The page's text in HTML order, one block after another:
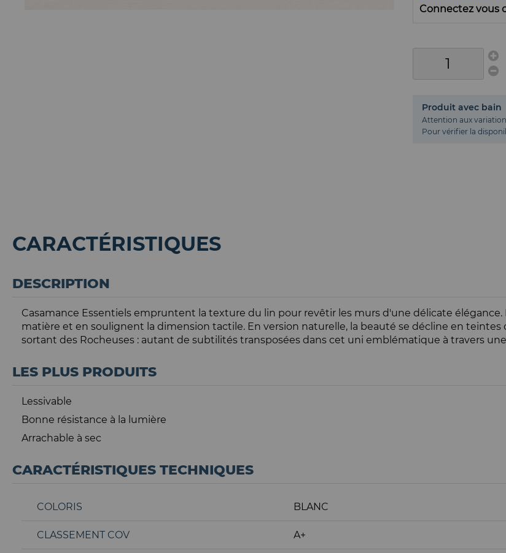
Connectez vous
Produit avec bain
Attention aux
Pour vérifier la
CARACTÉRISTIQUES
DESCRIPTION
Casamance Essentiels empruntent la texture du lin pour revêtir les murs d'une délicate
matière et en soulignent la dimension tactile. En version naturelle, la beauté se décline en
sortant des Rocheuses : autant de subtilités transposées dans cet uni emblématique à travers
LES PLUS PRODUITS
Lessivable
Bonne résistance à la lumière
Arrachable à sec
CARACTÉRISTIQUES TECHNIQUES
COLORIS BLANC
CLASSEMENT COV A+